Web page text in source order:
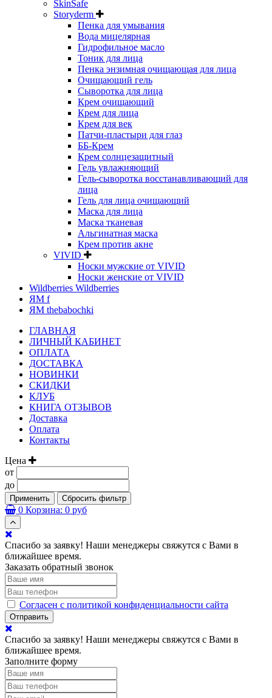
SkinSafe
Storyderm
Пенка для умывания
Вода мицелярная
Гидрофильное масло
Тоник для лица
Пенка энзимная очищающая для лица
Очищающий гель
Сыворотка для лица
Крем очищающий
Крем для лица
Крем для век
Патчи-пластыри для глаз
ББ-Крем
Крем солнцезащитный
Гель увлажняющий
Гель-сыворотка восстанавливающий для
лица
Гель для лица очищающий
Маска для лица
Маска тканевая
Альгинатная маска
Крем против акне
VIVID
Носки мужские от VIVID
Носки женские от VIVID
Wildberries Wildberries
ЯМ f
ЯМ thebabochki
ГЛАВНАЯ
ЛИЧНЫЙ КАБИНЕТ
ОПЛАТА
ДОСТАВКА
НОВИНКИ
СКИДКИ
КЛУБ
КНИГА ОТЗЫВОВ
Доставка
Оплата
Контакты
Цена
от
до
Применить Сбросить фильтр
0 Корзина: 0 руб
Спасибо за заявку! Наши менеджеры свяжутся с Вами в
ближайшее время.
Заказать обратный звонок
Согласен с политикой конфиденциальности сайта
Отправить
Спасибо за заявку! Наши менеджеры свяжутся с Вами в
ближайшее время.
Заполните форму